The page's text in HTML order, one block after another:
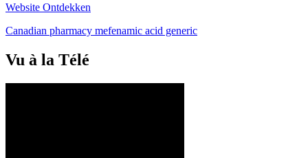
Website Ontdekken
Canadian pharmacy mefenamic acid generic
Vu à la Télé